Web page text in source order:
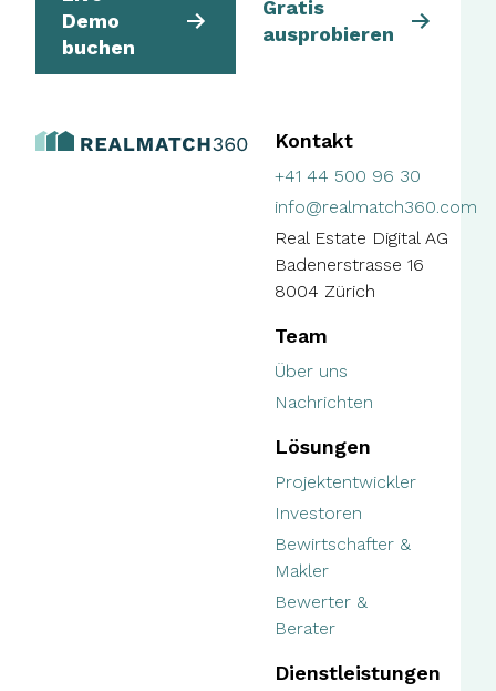
Demo
buchen
Gratis
ausprobieren
Kontakt
+41 44 500 96 30
info@realmatch360.com
Real Estate Digital AG
Badenerstrasse 16
8004 Zürich
Team
Über uns
Nachrichten
Lösungen
Projektentwickler
Investoren
Bewirtschafter &
Makler
Bewerter &
Berater
Dienstleistungen